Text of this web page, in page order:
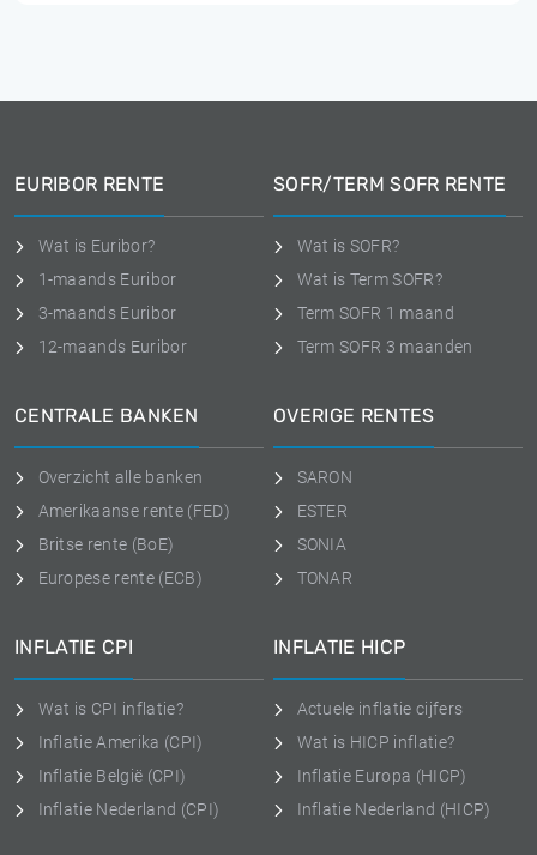
EURIBOR RENTE
Wat is Euribor?
1-maands Euribor
3-maands Euribor
12-maands Euribor
SOFR/TERM SOFR RENTE
Wat is SOFR?
Wat is Term SOFR?
Term SOFR 1 maand
Term SOFR 3 maanden
CENTRALE BANKEN
Overzicht alle banken
Amerikaanse rente (FED)
Britse rente (BoE)
Europese rente (ECB)
OVERIGE RENTES
SARON
ESTER
SONIA
TONAR
INFLATIE CPI
Wat is CPI inflatie?
Inflatie Amerika (CPI)
Inflatie België (CPI)
Inflatie Nederland (CPI)
INFLATIE HICP
Actuele inflatie cijfers
Wat is HICP inflatie?
Inflatie Europa (HICP)
Inflatie Nederland (HICP)